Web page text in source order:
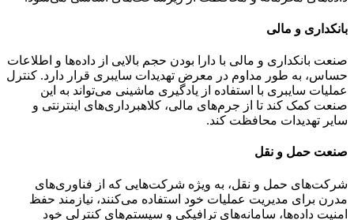
بانکداری و مالی
صنعت بانکداری و مالی با دارا بودن حجم بالایی از داده‌ها و اطلاعات
حساس، به طور مداوم در معرض تهدیدات سایبری قرار دارد. کنترل
عملیات سایبری با استفاده از یادگیری ماشینی می‌تواند به این
صنعت کمک کند تا از جرم‌های مالی، کلاهبرداری‌های اینترنتی و
سایر تهدیدات محافظت کند.
صنعت حمل و نقل
شرکت‌های حمل و نقل، به ویژه شرکت‌هایی که از فناوری‌های
مدرن برای مدیریت عملیات خود استفاده می‌کنند، نیازمند حفظ
امنیت داده‌ها، سامانه‌های ترافیکی و سیستم‌های کنترلی خود